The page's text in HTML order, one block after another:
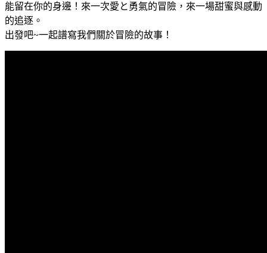
能留在你的身邊！來一次愛と勇氣的冒險，來一場甜蜜與感動
的追逐。
出發吧~一起譜寫我們關於冒險的故事！